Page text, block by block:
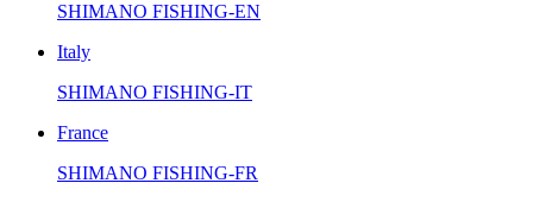
SHIMANO FISHING-EN
Italy
SHIMANO FISHING-IT
France
SHIMANO FISHING-FR